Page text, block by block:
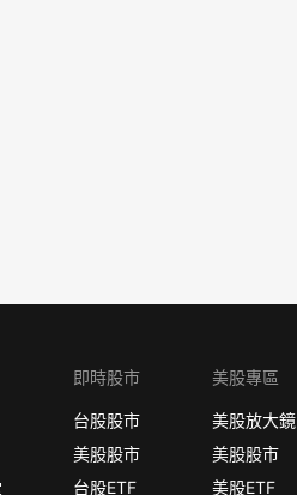
即時股市
台股股市
美股股市
台股ETF
美股專區
美股放大鏡
美股股市
美股ETF